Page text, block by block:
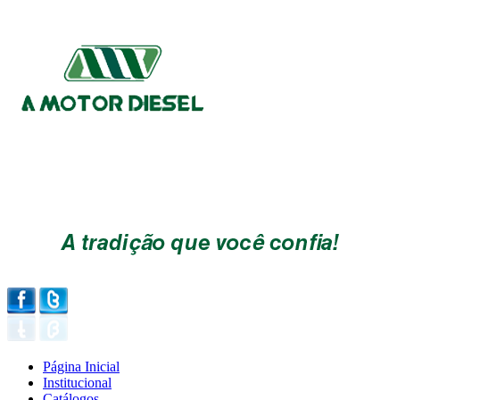
Página Inicial
Institucional